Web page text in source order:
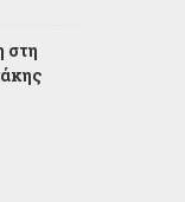
στη